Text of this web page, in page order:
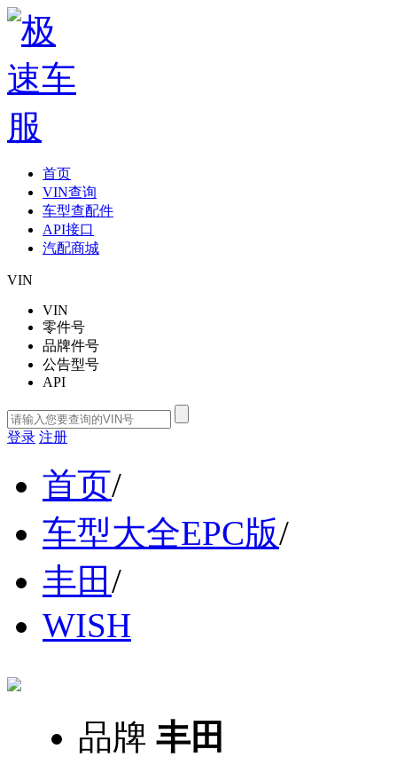
首页
VIN查询
车型查配件
API接口
汽配商城
VIN
VIN
零件号
品牌件号
公告型号
API
登录 注册
首页/
车型大全EPC版/
丰田 /
WISH
品牌 丰田